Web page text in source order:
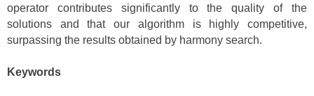
operator contributes significantly to the quality of the
solutions and that our algorithm is highly competitive,
surpassing the results obtained by harmony search.
Keywords